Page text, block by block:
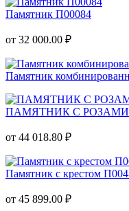
Памятник П00084
от 32 000.00 ₽
Памятник
ПАМЯТНИК С РОЗАМИ
от 44 018.80 ₽
Памятник с крестом
от 45 899.00 ₽